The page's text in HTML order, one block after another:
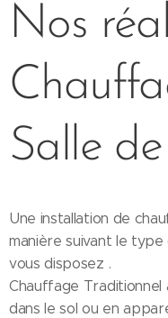
Nos
Salle
Une installation de
manière suivant le
vous disposez .
Chauffage Traditionnel
dans le sol ou en